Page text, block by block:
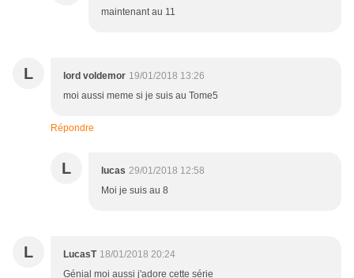
maintenant au 11
L lord voldemor 19/01/2018 13:26
moi aussi meme si je suis au Tome5
Répondre
L lucas 29/01/2018 12:58
Moi je suis au 8
L LucasT 18/01/2018 20:24
Génial moi aussi j'adore cette série